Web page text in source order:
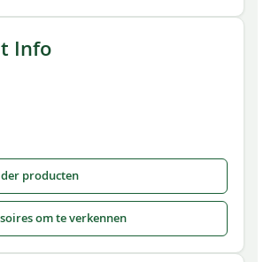
Info
producten
om te verkennen